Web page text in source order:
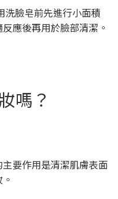
臉皂前先進行小面積
應後再用於臉部清潔。
嗎？
要作用是清潔肌膚表面